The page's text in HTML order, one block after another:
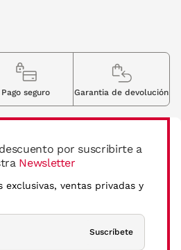
por suscribirte a
Newsletter
exclusivas, ventas privadas y
Suscríbete
Pago seguro Garantia de devolución